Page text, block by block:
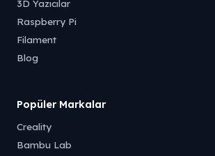
3D Yazıcılar
Raspberry Pi
Filament
Blog
Popüler Markalar
Creality
Bambu Lab